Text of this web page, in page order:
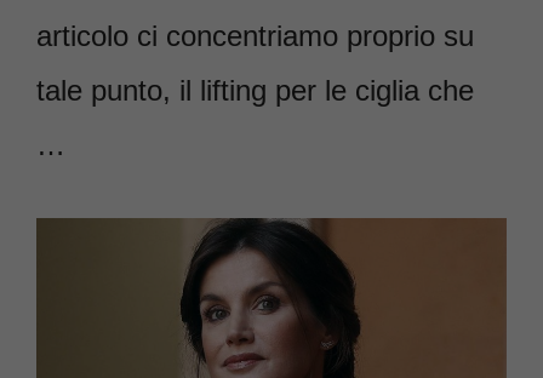
articolo ci concentriamo proprio su
tale punto, il lifting per le ciglia che
…